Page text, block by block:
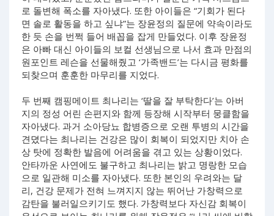
로 돌변해 폭소를 자아냈다. 또한 아이들은 “기회가 된다
면 솔로 활동을 하고 싶냐”는 장윤정의 질문에 약속이라도
한 듯 손을 번쩍 들어 배꼽을 잡게 만들었다. 이후 장윤정
은 아빠 대신 아이들의 보컬 선생님으로 나서 효과 만점의
원포인트 레슨을 선물해줬고 ‘가족밴드’는 다시금 평화를
되찾으며 훈훈한 마무리를 지었다.
두 번째 캠핑메이트 최나리는 ‘딸을 잘 부탁한다’는 아버
지의 정성 어린 손편지와 함께 등장해 시작부터 뭉클함을
자아냈다. 과거 소아당뇨 합병증으로 오랜 투병의 시간을
견뎠다는 최나리는 건강은 많이 회복이 되었지만 치아 손
상 탓에 정확한 발음에 어려움을 겪고 있는 상황이었다.
안타까운 사연에도 불구하고 최나리는 밝고 명랑한 모습
으로 일관해 미소를 자아냈다. 또한 본인의 우려와는 달
리, 건강 문제가 전혀 느껴지지 않는 뛰어난 가창력으로
감탄을 불러일으키기도 했다. 가창력보다 자신감 회복이